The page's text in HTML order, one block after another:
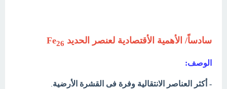
سادساً/ الأهمية الأقتصادية لعنصر الحديد Fe 26
الوصف:
- أكثر العناصر الانتقالية وفرة فى القشرة الأرضية